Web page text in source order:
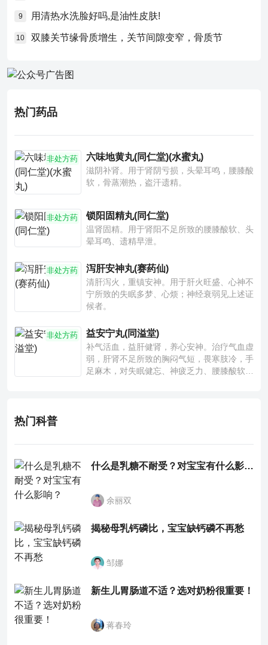
9 用清热水洗脸好吗,是油性皮肤!
10 双膝关节缘骨质增生，关节间隙变窄，骨质节
热门药品
非处方药 六味地黄丸(同仁堂)(水蜜丸)
滋阴补肾。用于肾阴亏损，头晕耳鸣，腰膝酸
软，骨蒸潮热，盗汗遗精。
非处方药 锁阳固精丸(同仁堂)
温肾固精。用于肾阳不足所致的腰膝酸软、头
晕耳鸣、遗精早泄。
非处方药 泻肝安神丸(赛药仙)
清肝泻火，重镇安神。用于肝火旺盛、心神不
宁所致的失眠多梦、心烦；神经衰弱见上述证
候者。
非处方药 益安宁丸(同溢堂)
补气活血，益肝健肾，养心安神。治疗气血虚
弱，肝肾不足所致的胸闷气短，畏寒肢冷，手
足麻木，对失眠健忘、神疲乏力、腰膝酸软也
热门科普
什么是乳糖不耐受？对宝宝有什么影响？
余丽双
揭秘母乳钙磷比，宝宝缺钙磷不再愁
邹娜
新生儿胃肠道不适？选对奶粉很重要！
蒋春玲